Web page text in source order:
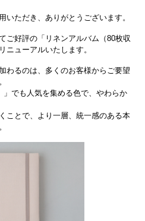
いただき、ありがとうございます。
ご好評の「リネンアルバム（80枚収
ニューアルいたします。
わるのは、多くのお客様からご要望
」でも人気を集める色で、やわらか
ことで、より一層、統一感のある本